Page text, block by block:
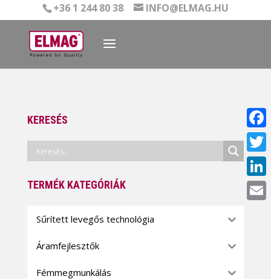
+36 1 244 80 38 INFO@ELMAG.HU
KERESÉS
TERMÉK KATEGÓRIÁK
Sűrített levegős technológia
Áramfejlesztők
Fémmegmunkálás